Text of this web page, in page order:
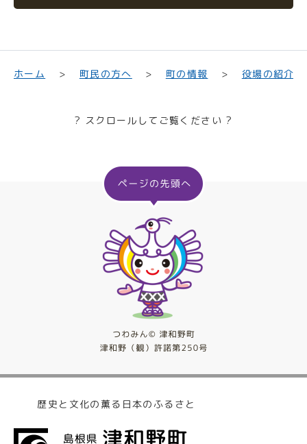
ホーム 町民の方へ 町の情報 役場の紹介
? スクロールしてご覧ください ?
歴史と文化の薫る日本のふるさと